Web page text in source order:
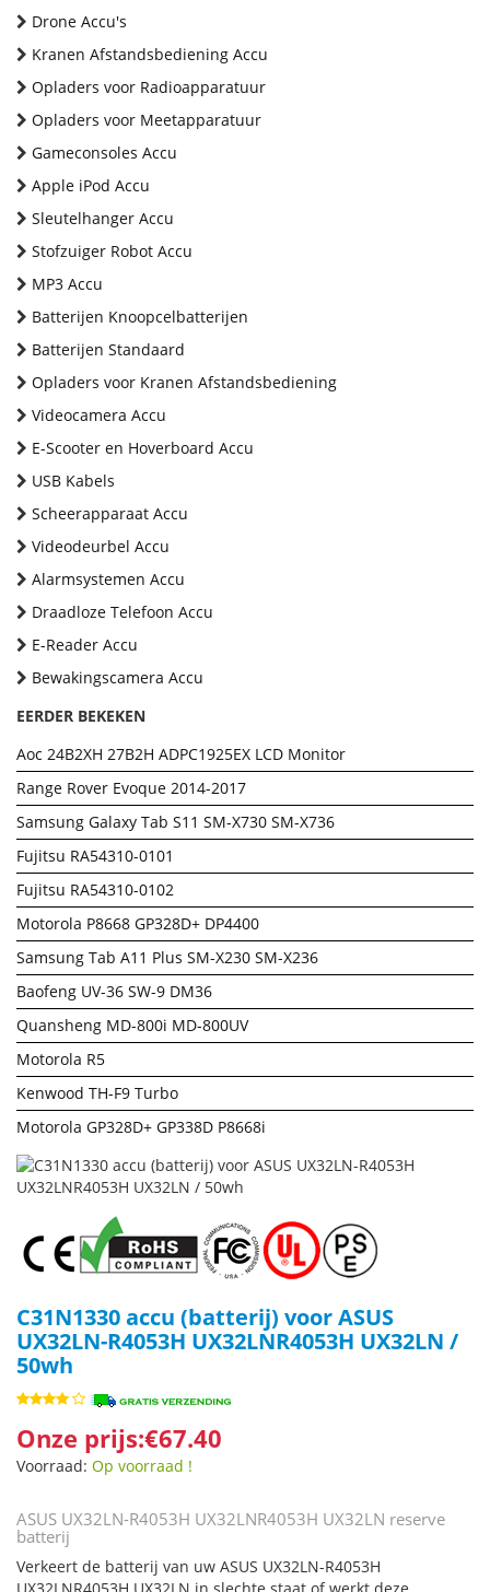
Drone Accu's
Kranen Afstandsbediening Accu
Opladers voor Radioapparatuur
Opladers voor Meetapparatuur
Gameconsoles Accu
Apple iPod Accu
Sleutelhanger Accu
Stofzuiger Robot Accu
MP3 Accu
Batterijen Knoopcelbatterijen
Batterijen Standaard
Opladers voor Kranen Afstandsbediening
Videocamera Accu
E-Scooter en Hoverboard Accu
USB Kabels
Scheerapparaat Accu
Videodeurbel Accu
Alarmsystemen Accu
Draadloze Telefoon Accu
E-Reader Accu
Bewakingscamera Accu
EERDER BEKEKEN
Aoc 24B2XH 27B2H ADPC1925EX LCD Monitor
Range Rover Evoque 2014-2017
Samsung Galaxy Tab S11 SM-X730 SM-X736
Fujitsu RA54310-0101
Fujitsu RA54310-0102
Motorola P8668 GP328D+ DP4400
Samsung Tab A11 Plus SM-X230 SM-X236
Baofeng UV-36 SW-9 DM36
Quansheng MD-800i MD-800UV
Motorola R5
Kenwood TH-F9 Turbo
Motorola GP328D+ GP338D P8668i
C31N1330 accu (batterij) voor ASUS
UX32LN-R4053H UX32LNR4053H UX32LN /
50wh
Onze prijs:€67.40
Voorraad: Op voorraad !
ASUS UX32LN-R4053H UX32LNR4053H UX32LN reserve
batterij
Verkeert de batterij van uw ASUS UX32LN-R4053H